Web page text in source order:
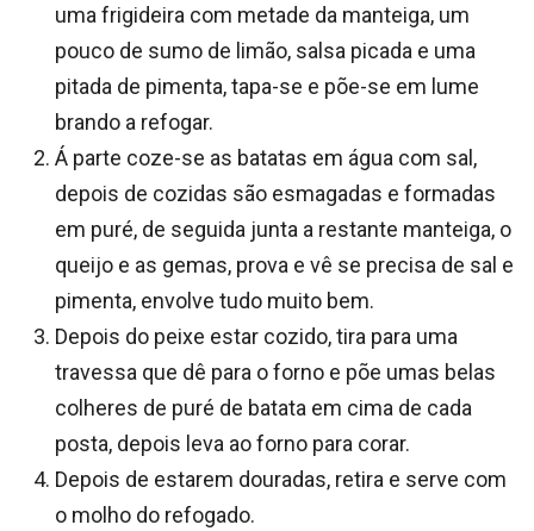
uma frigideira com metade da manteiga, um
pouco de sumo de limão, salsa picada e uma
pitada de pimenta, tapa-se e põe-se em lume
brando a refogar.
Á parte coze-se as batatas em água com sal,
depois de cozidas são esmagadas e formadas
em puré, de seguida junta a restante manteiga, o
queijo e as gemas, prova e vê se precisa de sal e
pimenta, envolve tudo muito bem.
Depois do peixe estar cozido, tira para uma
travessa que dê para o forno e põe umas belas
colheres de puré de batata em cima de cada
posta, depois leva ao forno para corar.
Depois de estarem douradas, retira e serve com
o molho do refogado.